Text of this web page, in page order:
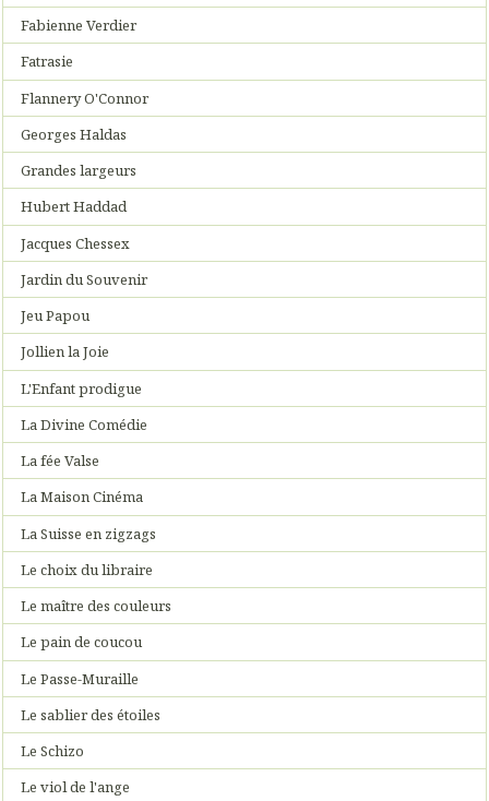
Fabienne Verdier
Fatrasie
Flannery O'Connor
Georges Haldas
Grandes largeurs
Hubert Haddad
Jacques Chessex
Jardin du Souvenir
Jeu Papou
Jollien la Joie
L'Enfant prodigue
La Divine Comédie
La fée Valse
La Maison Cinéma
La Suisse en zigzags
Le choix du libraire
Le maître des couleurs
Le pain de coucou
Le Passe-Muraille
Le sablier des étoiles
Le Schizo
Le viol de l'ange